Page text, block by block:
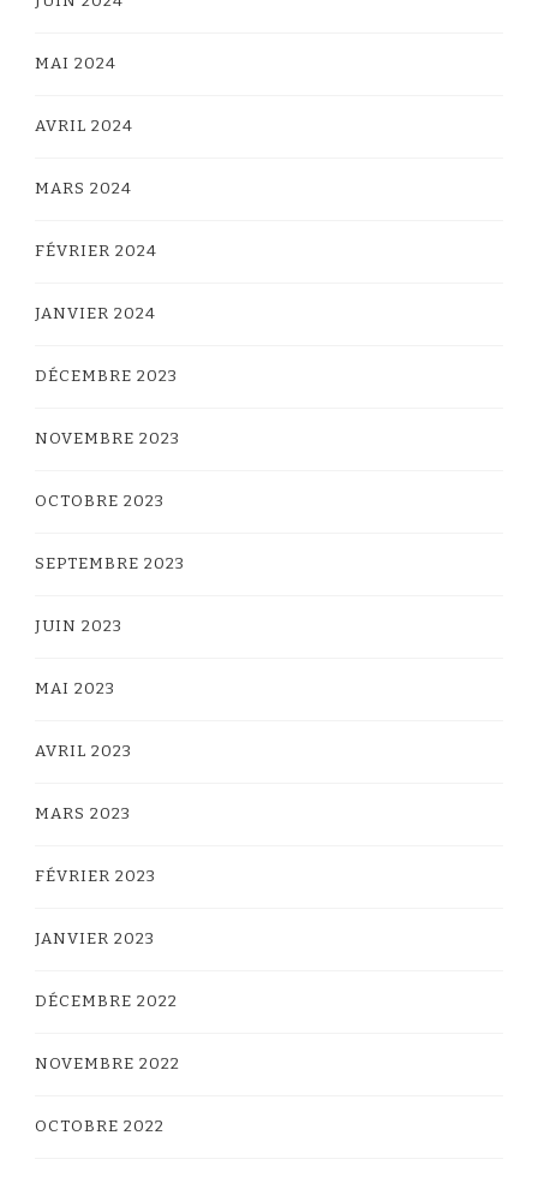
MAI 2024
AVRIL 2024
MARS 2024
FÉVRIER 2024
JANVIER 2024
DÉCEMBRE 2023
NOVEMBRE 2023
OCTOBRE 2023
SEPTEMBRE 2023
JUIN 2023
MAI 2023
AVRIL 2023
MARS 2023
FÉVRIER 2023
JANVIER 2023
DÉCEMBRE 2022
NOVEMBRE 2022
OCTOBRE 2022